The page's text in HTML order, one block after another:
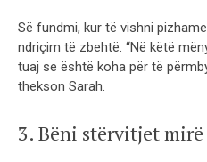
Së fundmi, kur të vishni
ndriçim të zbehtë. “Në këtë
tuaj se është koha për të
thekson Sarah.
3. Bëni stërvitjet mirë